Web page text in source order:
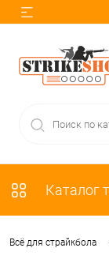
Каталог
Всё для страйкбола